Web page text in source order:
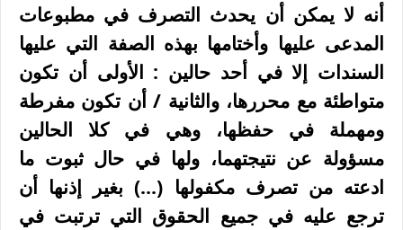
أنه لا يمكن أن يحدث التصرف في مطبوعات
المدعى عليها وأختامها بهذه الصفة التي عليها
السندات إلا في أحد حالين : الأولى أن تكون
متواطئة مع محررها، والثانية / أن تكون مفرطة
ومهملة في حفظها، وهي في كلا الحالين
مسؤولة عن نتيجتهما، ولها في حال ثبوت ما
ادعته من تصرف مكفولها (...) بغير إذنها أن
ترجع عليه في جميع الحقوق التي ترتبت في